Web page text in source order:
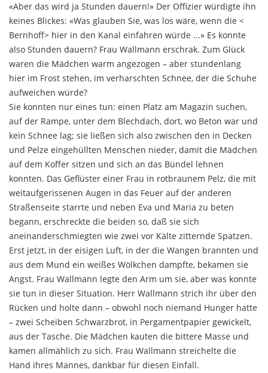
«Aber das wird ja Stunden dauern!» Der Offizier würdigte ihn
keines Blickes: «Was glauben Sie, was los wäre, wenn die <
Bernhoff> hier in den Kanal einfahren würde ...» Es konnte
also Stunden dauern? Frau Wallmann er­schrak. Zum Glück
waren die Mädchen warm angezo­gen – aber stundenlang
hier im Frost stehen, im ver­harschten Schnee, der die Schuhe
aufweichen würde?
Sie konnten nur eines tun: einen Platz am Magazin suchen,
auf der Rampe, unter dem Blechdach, dort, wo Beton war und
kein Schnee lag; sie ließen sich also zwi­schen den in Decken
und Pelze eingehüllten Menschen nieder, damit die Mädchen
auf dem Koffer sitzen und sich an das Bündel lehnen
konnten. Das Geflüster einer Frau in rotbraunem Pelz, die mit
weitaufgerissenen Augen in das Feuer auf der anderen
Straßenseite starrte und neben Eva und Maria zu beten
begann, er­schreckte die beiden so, daß sie sich
aneinanderschmiegten wie zwei vor Kälte zitternde Spatzen.
Erst jetzt, in der eisigen Luft, in der die Wangen brannten und
aus dem Mund ein weißes Wölkchen dampfte, be­kamen sie
Angst. Frau Wallmann legte den Arm um sie, aber was konnte
sie tun in dieser Situation. Herr Wallmann strich ihr über den
Rücken und holte dann – obwohl noch niemand Hunger hatte
– zwei Scheiben Schwarzbrot, in Pergamentpapier gewickelt,
aus der Tasche. Die Mädchen kauten die bittere Masse und
ka­men allmählich zu sich. Frau Wallmann streichelte die
Hand ihres Mannes, dankbar für diesen Einfall.